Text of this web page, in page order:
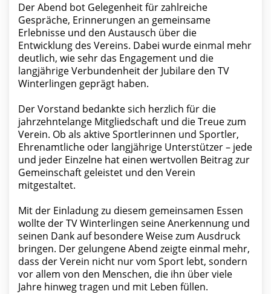
Der Abend bot Gelegenheit für zahlreiche
Gespräche, Erinnerungen an gemeinsame
Erlebnisse und den Austausch über die
Entwicklung des Vereins. Dabei wurde einmal mehr
deutlich, wie sehr das Engagement und die
langjährige Verbundenheit der Jubilare den TV
Winterlingen geprägt haben.
Der Vorstand bedankte sich herzlich für die
jahrzehntelange Mitgliedschaft und die Treue zum
Verein. Ob als aktive Sportlerinnen und Sportler,
Ehrenamtliche oder langjährige Unterstützer – jede
und jeder Einzelne hat einen wertvollen Beitrag zur
Gemeinschaft geleistet und den Verein
mitgestaltet.
Mit der Einladung zu diesem gemeinsamen Essen
wollte der TV Winterlingen seine Anerkennung und
seinen Dank auf besondere Weise zum Ausdruck
bringen. Der gelungene Abend zeigte einmal mehr,
dass der Verein nicht nur vom Sport lebt, sondern
vor allem von den Menschen, die ihn über viele
Jahre hinweg tragen und mit Leben füllen.